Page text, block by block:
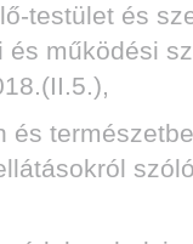
testület és
és működési
és